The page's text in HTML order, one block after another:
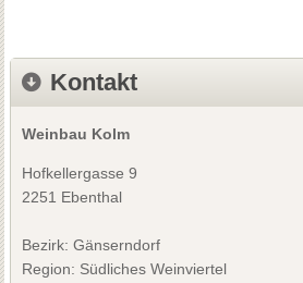
Kontakt
Weinbau Kolm
Hofkellergasse 9
2251 Ebenthal
Bezirk: Gänserndorf
Region: Südliches Weinviertel